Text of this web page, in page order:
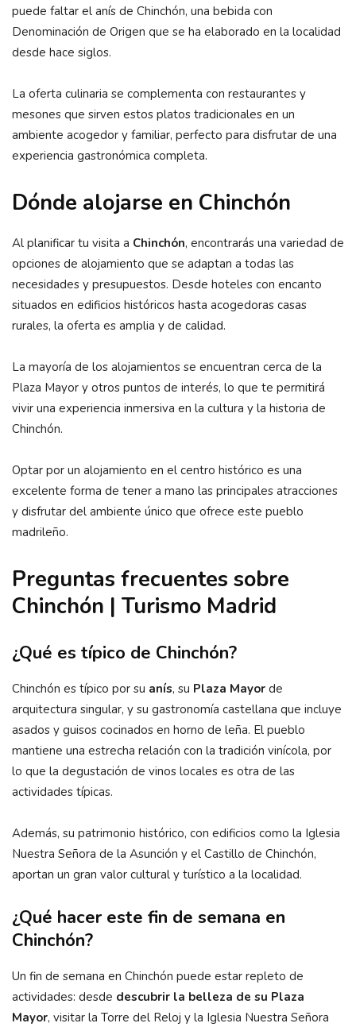
puede faltar el anís de Chinchón, una bebida con
Denominación de Origen que se ha elaborado en la localidad
desde hace siglos.
La oferta culinaria se complementa con restaurantes y
mesones que sirven estos platos tradicionales en un
ambiente acogedor y familiar, perfecto para disfrutar de una
experiencia gastronómica completa.
Dónde alojarse en Chinchón
Al planificar tu visita a Chinchón, encontrarás una variedad de
opciones de alojamiento que se adaptan a todas las
necesidades y presupuestos. Desde hoteles con encanto
situados en edificios históricos hasta acogedoras casas
rurales, la oferta es amplia y de calidad.
La mayoría de los alojamientos se encuentran cerca de la
Plaza Mayor y otros puntos de interés, lo que te permitirá
vivir una experiencia inmersiva en la cultura y la historia de
Chinchón.
Optar por un alojamiento en el centro histórico es una
excelente forma de tener a mano las principales atracciones
y disfrutar del ambiente único que ofrece este pueblo
madrileño.
Preguntas frecuentes sobre
Chinchón | Turismo Madrid
¿Qué es típico de Chinchón?
Chinchón es típico por su anís, su Plaza Mayor de
arquitectura singular, y su gastronomía castellana que incluye
asados y guisos cocinados en horno de leña. El pueblo
mantiene una estrecha relación con la tradición vinícola, por
lo que la degustación de vinos locales es otra de las
actividades típicas.
Además, su patrimonio histórico, con edificios como la Iglesia
Nuestra Señora de la Asunción y el Castillo de Chinchón,
aportan un gran valor cultural y turístico a la localidad.
¿Qué hacer este fin de semana en
Chinchón?
Un fin de semana en Chinchón puede estar repleto de
actividades: desde descubrir la belleza de su Plaza
Mayor, visitar la Torre del Reloj y la Iglesia Nuestra Señora